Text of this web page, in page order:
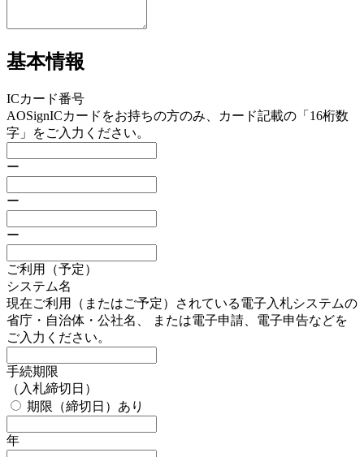
基本情報
ICカード番号
AOSignICカードをお持ちの方のみ、カード記載の「16桁数
字」をご入力ください。
ー
ー
ー
ご利用（予定）
システム名
現在ご利用（またはご予定）されている電子入札システムの
省庁・自治体・公社名、 または電子申請、電子申告などを
ご入力ください。
手続期限
（入札締切日）
期限（締切日）あり
年